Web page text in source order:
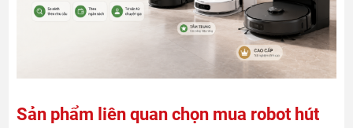
Sản phẩm liên quan chọn mua robot hút